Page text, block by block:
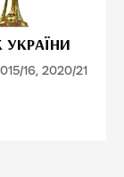
УКРАЇНИ
16, 2020/21